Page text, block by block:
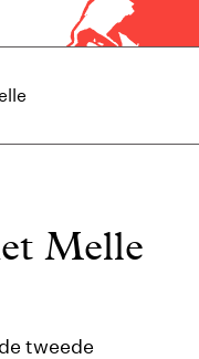
Melle
tweede